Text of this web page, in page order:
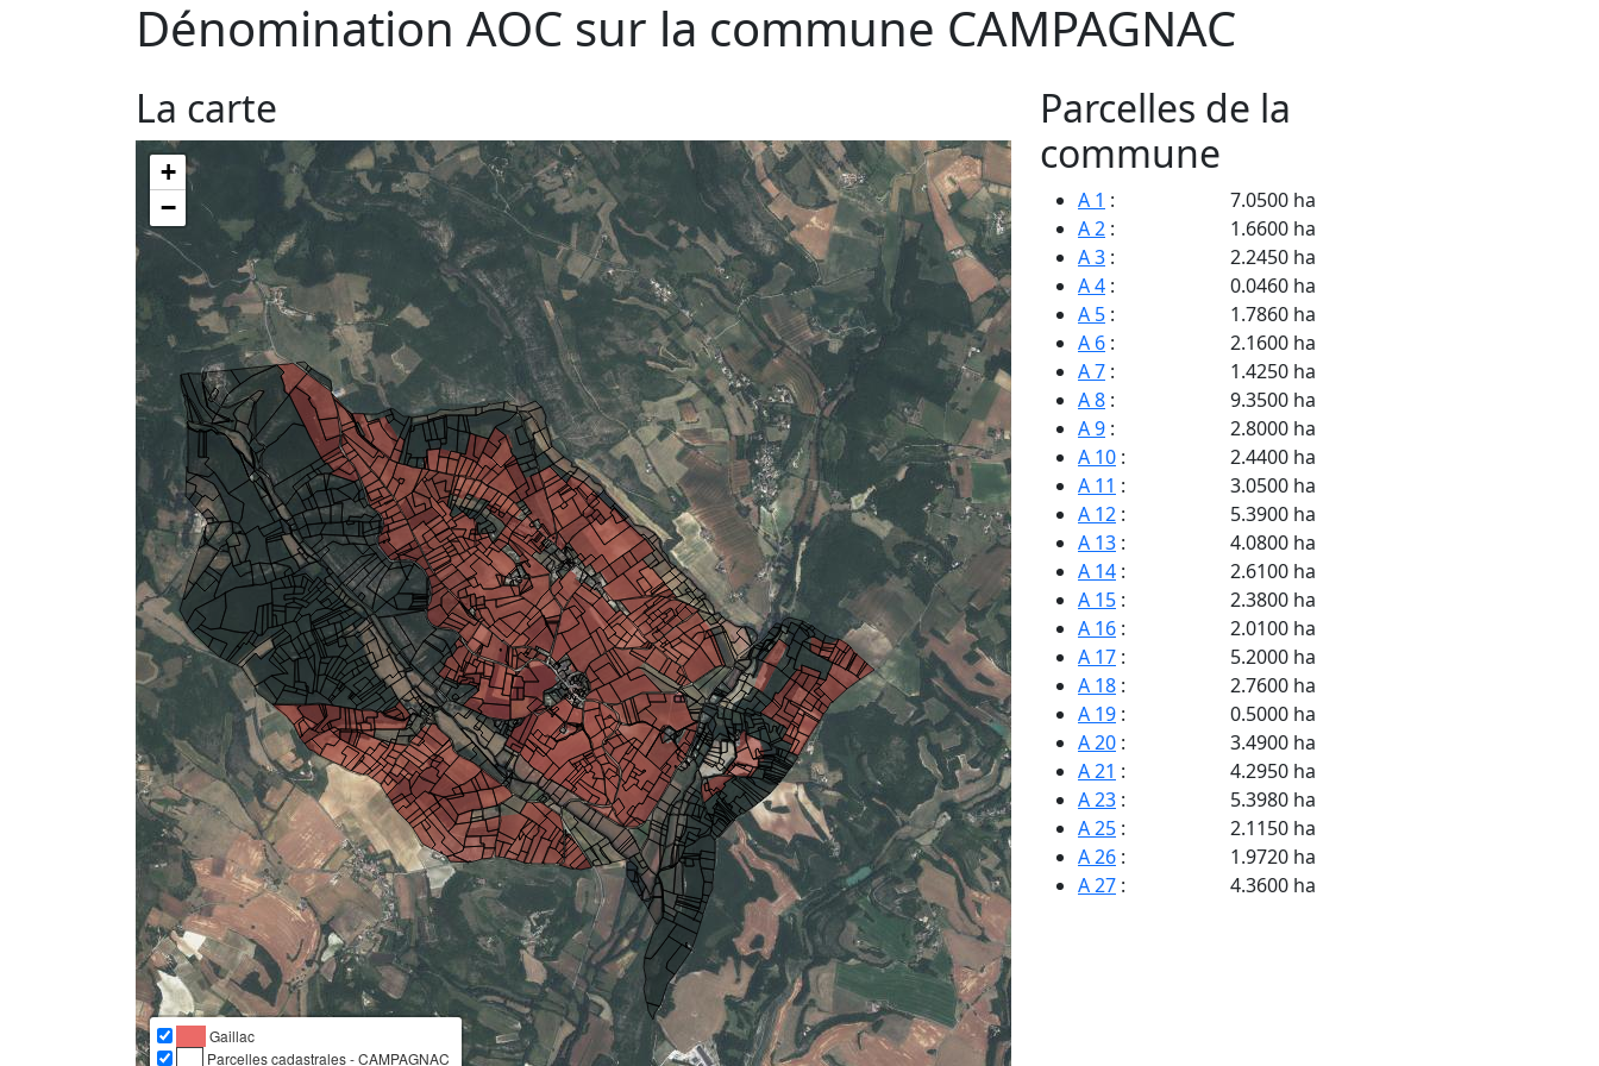
Dénomination AOC sur la commune CAMPAGNAC
La carte
+
−
Gaillac
Parcelles cadastrales - CAMPAGNAC
Parcelles de la
commune
A 1 :
7.0500 ha
A 2 :
1.6600 ha
A 3 :
2.2450 ha
A 4 :
0.0460 ha
A 5 :
1.7860 ha
A 6 :
2.1600 ha
A 7 :
1.4250 ha
A 8 :
9.3500 ha
A 9 :
2.8000 ha
A 10 :
2.4400 ha
A 11 :
3.0500 ha
A 12 :
5.3900 ha
A 13 :
4.0800 ha
A 14 :
2.6100 ha
A 15 :
2.3800 ha
A 16 :
2.0100 ha
A 17 :
5.2000 ha
A 18 :
2.7600 ha
A 19 :
0.5000 ha
A 20 :
3.4900 ha
A 21 :
4.2950 ha
A 23 :
5.3980 ha
A 25 :
2.1150 ha
A 26 :
1.9720 ha
A 27 :
4.3600 ha